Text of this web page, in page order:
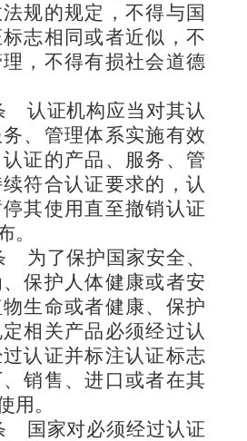
规的规定，不得与国
志相同或者近似，不
，不得有损社会道德
认证机构应当对其认
、管理体系实施有效
证的产品、服务、管
符合认证要求的，认
其使用直至撤销认证
。
为了保护国家安全、
保护人体健康或者安
生命或者健康、保护
相关产品必须经过认
认证并标注认证标志
销售、进口或者在其
用。
国家对必须经过认证